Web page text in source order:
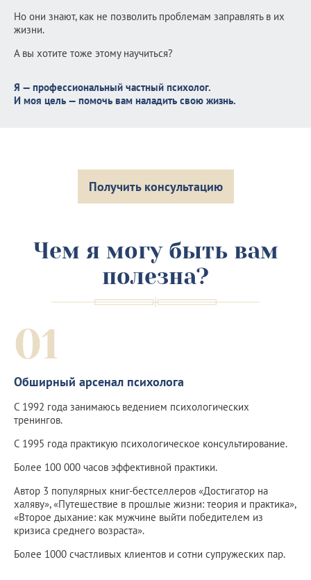
Но они знают, как не позволить проблемам заправлять в их
жизни.
А вы хотите тоже этому научиться?
Я — профессиональный частный психолог.
И моя цель — помочь вам наладить свою жизнь.
Получить консультацию
Чем я могу быть вам
полезна?
01
Обширный арсенал психолога
С 1992 года занимаюсь ведением психологических
тренингов.
С 1995 года практикую психологическое консультирование.
Более 100 000 часов эффективной практики.
Автор 3 популярных книг-бестселлеров «Достигатор на
халяву», «Путешествие в прошлые жизни: теория и практика»,
«Второе дыхание: как мужчине выйти победителем из
кризиса среднего возраста».
Более 1000 счастливых клиентов и сотни супружеских пар.